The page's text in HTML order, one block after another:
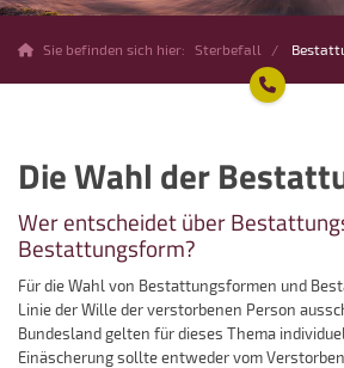
Sie befinden sich hier: Sterbefall
Die Wahl der
Wer entscheidet über
Bestattungsform?
Für die Wahl von Bestattungsformen und
Linie der Wille der verstorbenen Person
Bundesland gelten für dieses Thema
Einäscherung sollte entweder vom